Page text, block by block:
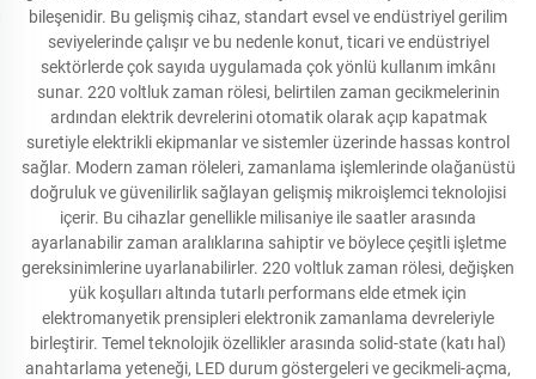
bileşenidir. Bu gelişmiş cihaz, standart evsel ve endüstriyel gerilim
seviyelerinde çalışır ve bu nedenle konut, ticari ve endüstriyel
sektörlerde çok sayıda uygulamada çok yönlü kullanım imkânı
sunar. 220 voltluk zaman rölesi, belirtilen zaman gecikmelerinin
ardından elektrik devrelerini otomatik olarak açıp kapatmak
suretiyle elektrikli ekipmanlar ve sistemler üzerinde hassas kontrol
sağlar. Modern zaman röleleri, zamanlama işlemlerinde olağanüstü
doğruluk ve güvenilirlik sağlayan gelişmiş mikroişlemci teknolojisi
içerir. Bu cihazlar genellikle milisaniye ile saatler arasında
ayarlanabilir zaman aralıklarına sahiptir ve böylece çeşitli işletme
gereksinimlerine uyarlanabilirler. 220 voltluk zaman rölesi, değişken
yük koşulları altında tutarlı performans elde etmek için
elektromanyetik prensipleri elektronik zamanlama devreleriyle
birleştirir. Temel teknolojik özellikler arasında solid-state (katı hal)
anahtarlama yeteneği, LED durum göstergeleri ve gecikmeli-açma,